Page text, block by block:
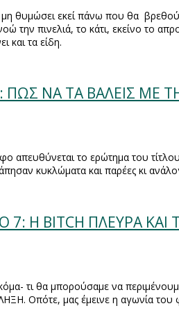
μη θυμώσει εκεί πάνω που θα
την πινελιά, το κάτι, εκείνο το
και τα είδη.
ΝΑ ΤΑ ΒΑΛΕΙΣ ΜΕ
απευθύνεται το ερώτημα του
κυκλώματα και παρέες κι
7: Η BITCH ΠΛΕΥΡΑ
τι θα μπορούσαμε να
Οπότε, μας έμεινε η αγωνία του